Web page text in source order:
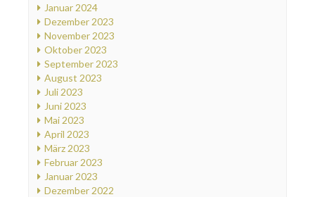
Januar 2024
Dezember 2023
November 2023
Oktober 2023
September 2023
August 2023
Juli 2023
Juni 2023
Mai 2023
April 2023
März 2023
Februar 2023
Januar 2023
Dezember 2022